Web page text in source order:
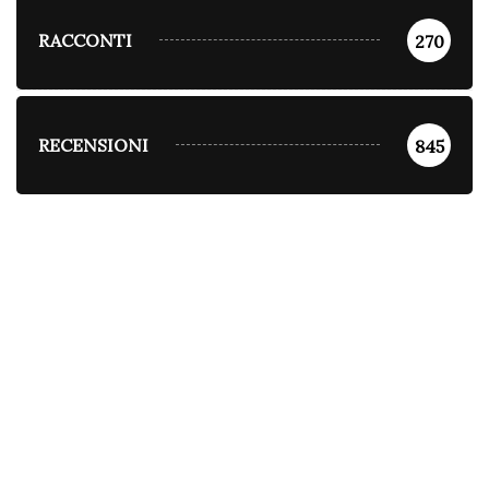
RACCONTI 270
RECENSIONI 845